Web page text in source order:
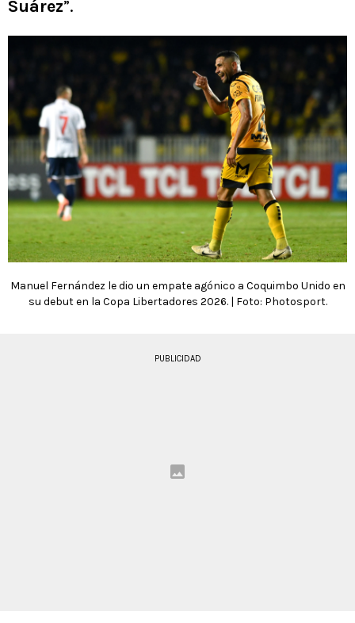
Suárez”.
Manuel Fernández le dio un empate agónico a Coquimbo Unido en
su debut en la Copa Libertadores 2026. | Foto: Photosport.
PUBLICIDAD